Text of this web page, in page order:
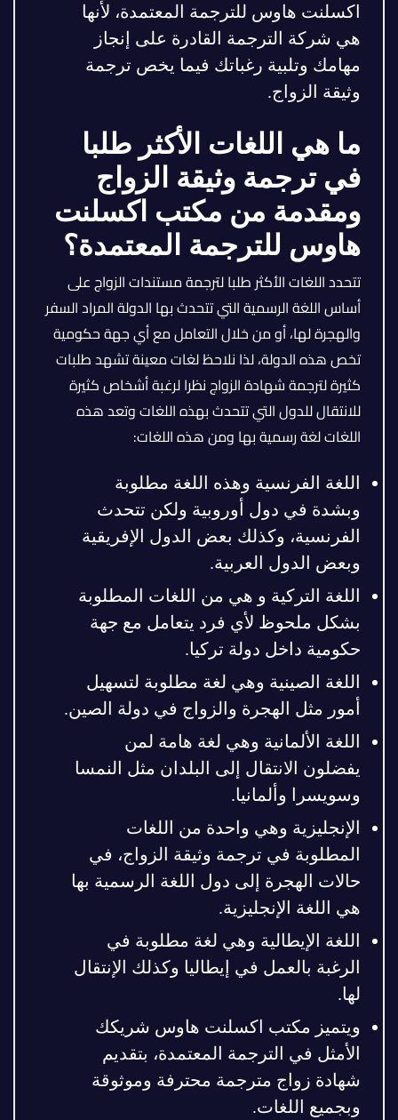
اكسلنت هاوس للترجمة المعتمدة، لأنها
هي شركة الترجمة القادرة على إنجاز
مهامك وتلبية رغباتك فيما يخص ترجمة
وثيقة الزواج.
ما هي اللغات الأكثر طلبا
في ترجمة وثيقة الزواج
ومقدمة من مكتب اكسلنت
هاوس للترجمة المعتمدة؟
تتحدد اللغات الأكثر طلبا لترجمة مستندات الزواج على
أساس اللغة الرسمية التي تتحدث بها الدولة المراد السفر
والهجرة لها، أو من خلال التعامل مع أي جهة حكومية
تخص هذه الدولة، لذا نلاحظ لغات معينة تشهد طلبات
كثيرة لترجمة شهادة الزواج نظرا لرغبة أشخاص كثيرة
للانتقال للدول التي تتحدث بهذه اللغات وتعد هذه
اللغات لغة رسمية بها ومن هذه اللغات:
اللغة الفرنسية وهذه اللغة مطلوبة
وبشدة في دول أوروبية ولكن تتحدث
الفرنسية، وكذلك بعض الدول الإفريقية
وبعض الدول العربية.
اللغة التركية و هي من اللغات المطلوبة
بشكل ملحوظ لأي فرد يتعامل مع جهة
حكومية داخل دولة تركيا.
اللغة الصينية وهي لغة مطلوبة لتسهيل
أمور مثل الهجرة والزواج في دولة الصين.
اللغة الألمانية وهي لغة هامة لمن
يفضلون الانتقال إلى البلدان مثل النمسا
وسويسرا وألمانيا.
الإنجليزية وهي واحدة من اللغات
المطلوبة في ترجمة وثيقة الزواج، في
حالات الهجرة إلى دول اللغة الرسمية بها
هي اللغة الإنجليزية.
اللغة الإيطالية وهي لغة مطلوبة في
الرغبة بالعمل في إيطاليا وكذلك الإنتقال
لها.
ويتميز مكتب اكسلنت هاوس شريكك
الأمثل في الترجمة المعتمدة، بتقديم
شهادة زواج مترجمة محترفة وموثوقة
وبجميع اللغات.